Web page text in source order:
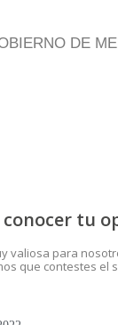
DE
conocer tu
valiosa para
que contestes el